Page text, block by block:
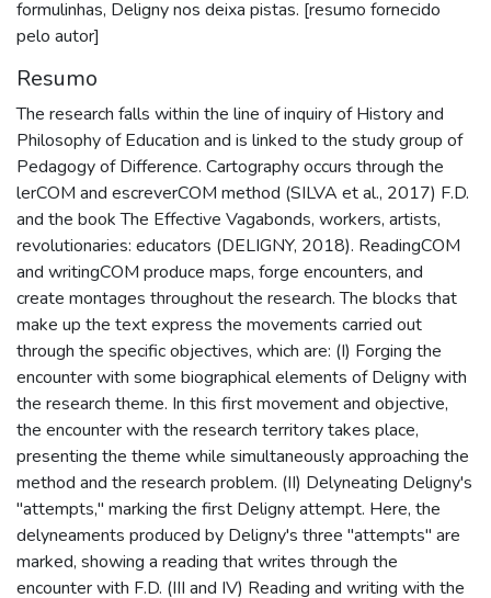
formulinhas, Deligny nos deixa pistas. [resumo fornecido
pelo autor]
Resumo
The research falls within the line of inquiry of History and
Philosophy of Education and is linked to the study group of
Pedagogy of Difference. Cartography occurs through the
lerCOM and escreverCOM method (SILVA et al., 2017) F.D.
and the book The Effective Vagabonds, workers, artists,
revolutionaries: educators (DELIGNY, 2018). ReadingCOM
and writingCOM produce maps, forge encounters, and
create montages throughout the research. The blocks that
make up the text express the movements carried out
through the specific objectives, which are: (I) Forging the
encounter with some biographical elements of Deligny with
the research theme. In this first movement and objective,
the encounter with the research territory takes place,
presenting the theme while simultaneously approaching the
method and the research problem. (II) Delyneating Deligny's
"attempts," marking the first Deligny attempt. Here, the
delyneaments produced by Deligny's three "attempts" are
marked, showing a reading that writes through the
encounter with F.D. (III and IV) Reading and writing with the